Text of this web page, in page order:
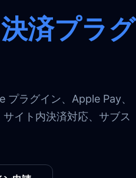
決済プラグ
ラグイン、Apple Pay、
イト内決済対応、サブス